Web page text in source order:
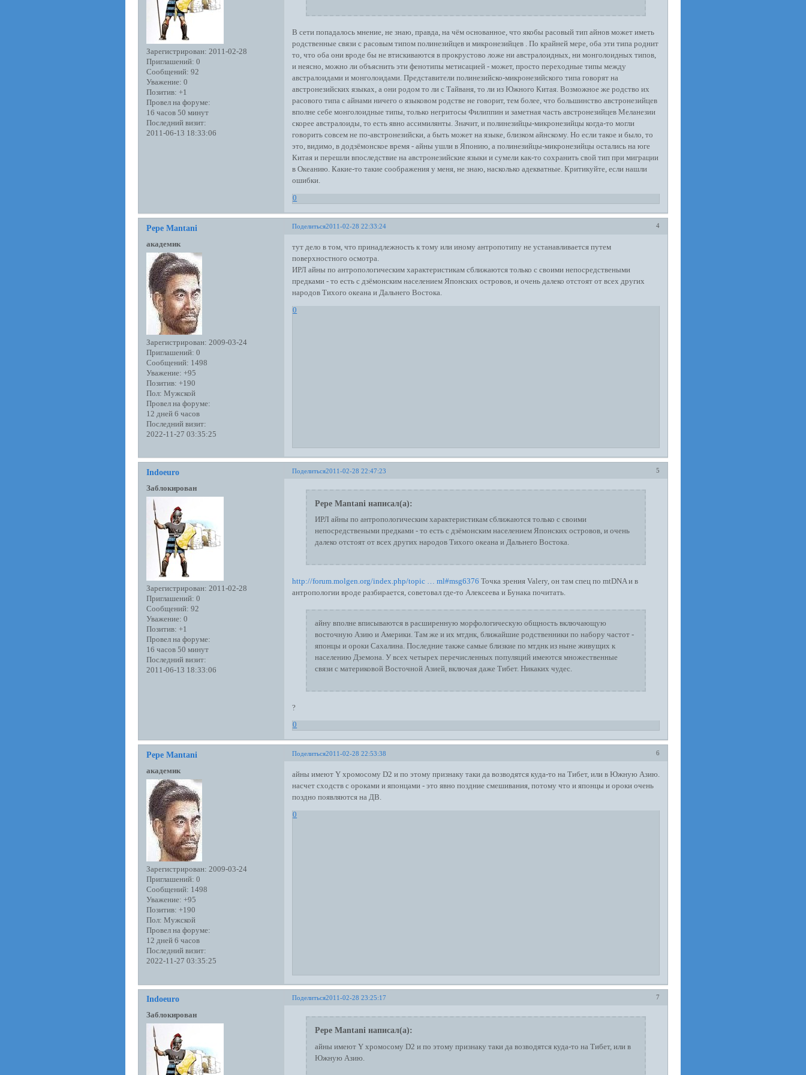
Зарегистрирован: 2011-02-28
Приглашений: 0
Сообщений: 92
Уважение: 0
Позитив: +1
Провел на форуме:
16 часов 50 минут
Последний визит:
2011-06-13 18:33:06
В сети попадалось мнение, не знаю, правда, на чём основанное, что якобы расовый тип айнов может иметь
родственные связи с расовым типом полинезийцев и микронезийцев . По крайней мере, оба эти типа роднит
то, что оба они вроде бы не втискиваются в прокрустово ложе ни австралоидных, ни монголоидных типов,
и неясно, можно ли объяснить эти фенотипы метисацией - может, просто переходные типы между
австралоидами и монголоидами. Представители полинезийско-микронезийского типа говорят на
австронезийских языках, а они родом то ли с Тайваня, то ли из Южного Китая. Возможное же родство их
расового типа с айнами ничего о языковом родстве не говорит, тем более, что большинство австронезийцев
вполне себе монголоидные типы, только негритосы Филиппин и заметная часть австронезийцев Меланезии
скорее австралоиды, то есть явно ассимилянты. Значит, и полинезийцы-микронезийцы когда-то могли
говорить совсем не по-австронезийски, а быть может на языке, близком айнскому. Но если такое и было, то
это, видимо, в додзёмонское время - айны ушли в Японию, а полинезийцы-микронезийцы остались на юге
Китая и перешли впоследствие на австронезийские языки и сумели как-то сохранить свой тип при миграции
в Океанию. Какие-то такие соображения у меня, не знаю, насколько адекватные. Критикуйте, если нашли
ошибки.
0
Поделиться 4
2011-02-28 22:33:24
Pepe Mantani
академик
Зарегистрирован: 2009-03-24
Приглашений: 0
Сообщений: 1498
Уважение: +95
Позитив: +190
Пол: Мужской
Провел на форуме:
12 дней 6 часов
Последний визит:
2022-11-27 03:35:25
тут дело в том, что принадлежность к тому или иному антропотипу не устанавливается путем
поверхностного осмотра.
ИРЛ айны по антропологическим характеристикам сближаются только с своими непосредствеными
предками - то есть с дзёмонским населением Японских островов, и очень далеко отстоят от всех других
народов Тихого океана и Дальнего Востока.
0
Поделиться 5
2011-02-28 22:47:23
Indoeuro
Заблокирован
Зарегистрирован: 2011-02-28
Приглашений: 0
Сообщений: 92
Уважение: 0
Позитив: +1
Провел на форуме:
16 часов 50 минут
Последний визит:
2011-06-13 18:33:06
Pepe Mantani написал(а):
ИРЛ айны по антропологическим характеристикам сближаются только с своими
непосредствеными предками - то есть с дзёмонским населением Японских островов, и очень
далеко отстоят от всех других народов Тихого океана и Дальнего Востока.
http://forum.molgen.org/index.php/topic … ml#msg6376 Точка зрения Valery, он там спец по mtDNA и в
антропологии вроде разбирается, советовал где-то Алексеева и Бунака почитать.
айну вполне вписываются в расширенную морфологическую общность включающую
восточную Азию и Америки. Там же и их мтднк, ближайшие родственники по набору частот -
японцы и ороки Сахалина. Последние также самые близкие по мтднк из ныне живущих к
населению Дземона. У всех четырех перечисленных популяций имеются множественные
связи с материковой Восточной Азией, включая даже Тибет. Никаких чудес.
?
0
Поделиться 6
2011-02-28 22:53:38
Pepe Mantani
академик
Зарегистрирован: 2009-03-24
Приглашений: 0
Сообщений: 1498
Уважение: +95
Позитив: +190
Пол: Мужской
Провел на форуме:
12 дней 6 часов
Последний визит:
2022-11-27 03:35:25
айны имеют Y хромосому D2 и по этому признаку таки да возводятся куда-то на Тибет, или в Южную Азию.
насчет сходств с ороками и японцами - это явно поздние смешивания, потому что и японцы и ороки очень
поздно появляются на ДВ.
0
Поделиться 7
2011-02-28 23:25:17
Indoeuro
Заблокирован
Pepe Mantani написал(а):
айны имеют Y хромосому D2 и по этому признаку таки да возводятся куда-то на Тибет, или в
Южную Азию.